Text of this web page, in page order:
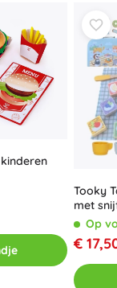
Tooky
met
Op
€